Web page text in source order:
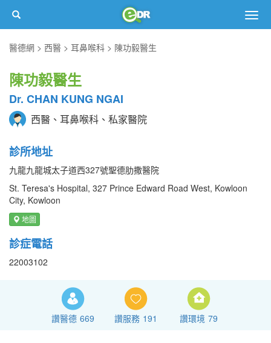
醫德網
西醫 耳鼻喉科 陳功毅醫生
陳功毅醫生
Dr. CHAN KUNG NGAI
西醫、耳鼻喉科、私家醫院
診所地址
九龍九龍城太子道西327號聖德肋撒醫院
St. Teresa's Hospital, 327 Prince Edward Road West, Kowloon
City, Kowloon
地圖
診症電話
22003102
讚醫德 669 讚服務 191 讚環境 79